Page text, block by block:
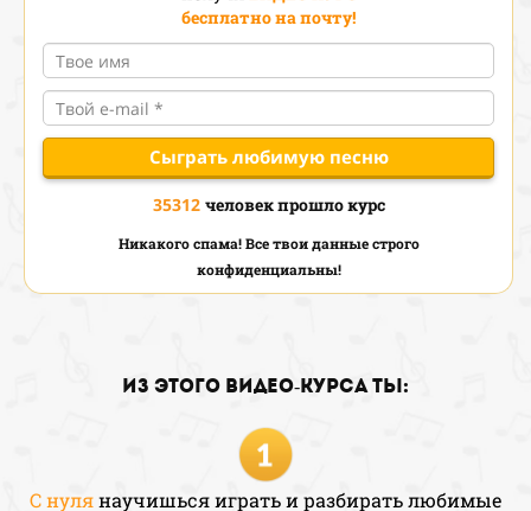
бесплатно на почту!
Сыграть любимую песню
35312 человек прошло курс
Никакого спама! Все твои данные строго
конфиденциальны!
из этого видео-курса ты:
С нулянаучишьсяиграть и разбирать любимые